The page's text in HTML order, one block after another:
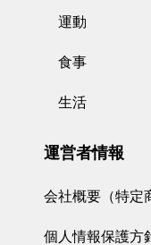
運動
食事
生活
運営者情報
会社概要（特定
個人情報保護方